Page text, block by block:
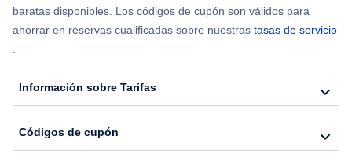
Flights from Nueva York to Hong Kong
baratas disponibles. Los códigos de cupón son válidos para
ahorrar en reservas cualificadas sobre nuestras tasas de servicio
.
Información sobre Tarifas
Códigos de cupón